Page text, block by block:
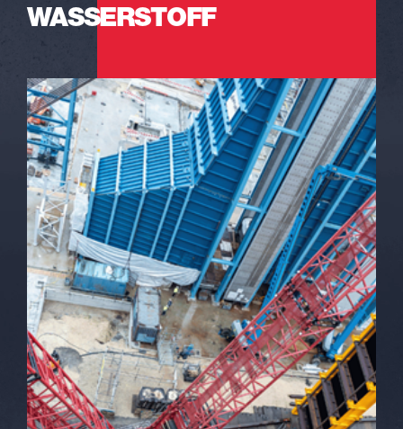
WASSERSTOFF